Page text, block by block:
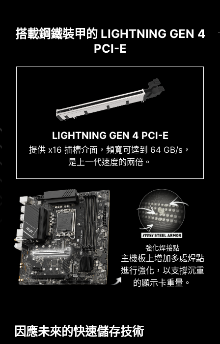
搭載鋼鐵裝甲的 LIGHTNING GEN 4
PCI-E
LIGHTNING GEN 4 PCI-E
提供 x16 插槽介面，頻寬可達到 64 GB/s，
是上一代速度的兩倍。
強化焊接點
主機板上增加多處焊點
進行強化，以支撐沉重
的顯示卡重量。
因應未來的快速儲存技術
搭載 SMT 插槽的 DDR5 記憶體支援
最新的 DDR5 記憶體支援，為 DDR 性能邁進一大步
! 結合獨家 SMT焊接工藝和 MSI Memory Boost 技
術，MSI PRO 系列為您激發更強悍的記憶體性能。
先進的 SMT焊接工藝（Surface Mount
Technology），降低插槽焊點、電磁波和雜訊
干擾的不良率，提供DDR5高時脈乾淨純淨的
信號。l.
CLICK BIOS 5
主機板所搭載的BIOS調整系統，方便使用，可以從
ADVANCED MODE
XMP
從預設的XMP資料夾中選擇，並可自動超頻相容的
VMD (VOLUME MANAGEMENT
DEVICE)